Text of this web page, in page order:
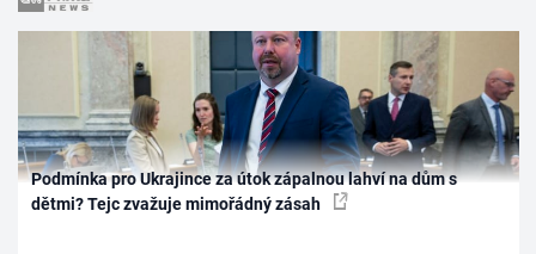
Podmínka pro Ukrajince za útok zápalnou lahví na dům s
dětmi? Tejc zvažuje mimořádný zásah